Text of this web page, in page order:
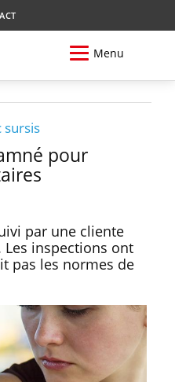
Menu
sursis
pour
par une cliente
inspections ont
pas les normes de